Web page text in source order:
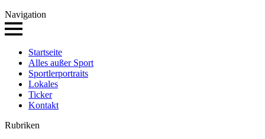
Navigation
Startseite
Alles außer Sport
Sportlerportraits
Lokales
Ticker
Kontakt
Rubriken